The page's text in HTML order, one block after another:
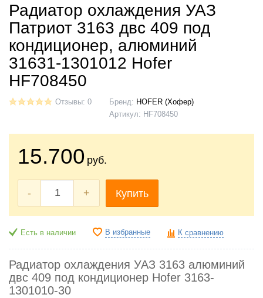
Радиатор охлаждения УАЗ
Патриот 3163 двс 409 под
кондиционер, алюминий
31631-1301012 Hofer
HF708450
Отзывы: 0 Бренд: HOFER (Хофер)
Артикул: HF708450
15.700 руб.
- + Купить
Есть в наличии В избранные К сравнению
Радиатор охлаждения УАЗ 3163 алюминий
двс 409 под кондиционер Hofer 3163-
1301010-30